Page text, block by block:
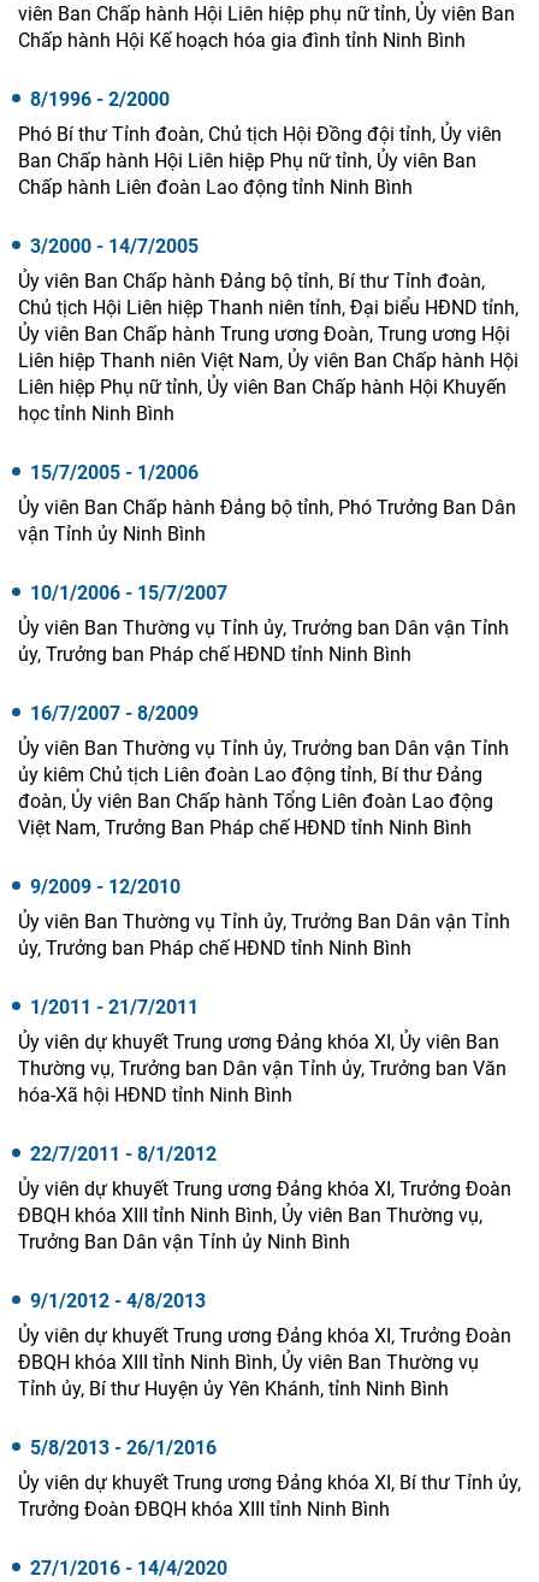
viên Ban Chấp hành Hội Liên hiệp phụ nữ tỉnh, Ủy viên Ban
Chấp hành Hội Kế hoạch hóa gia đình tỉnh Ninh Bình
8/1996 - 2/2000
Phó Bí thư Tỉnh đoàn, Chủ tịch Hội Đồng đội tỉnh, Ủy viên
Ban Chấp hành Hội Liên hiệp Phụ nữ tỉnh, Ủy viên Ban
Chấp hành Liên đoàn Lao động tỉnh Ninh Bình
3/2000 - 14/7/2005
Ủy viên Ban Chấp hành Đảng bộ tỉnh, Bí thư Tỉnh đoàn,
Chủ tịch Hội Liên hiệp Thanh niên tỉnh, Đại biểu HĐND tỉnh,
Ủy viên Ban Chấp hành Trung ương Đoàn, Trung ương Hội
Liên hiệp Thanh niên Việt Nam, Ủy viên Ban Chấp hành Hội
Liên hiệp Phụ nữ tỉnh, Ủy viên Ban Chấp hành Hội Khuyến
học tỉnh Ninh Bình
15/7/2005 - 1/2006
Ủy viên Ban Chấp hành Đảng bộ tỉnh, Phó Trưởng Ban Dân
vận Tỉnh ủy Ninh Bình
10/1/2006 - 15/7/2007
Ủy viên Ban Thường vụ Tỉnh ủy, Trưởng ban Dân vận Tỉnh
ủy, Trưởng ban Pháp chế HĐND tỉnh Ninh Bình
16/7/2007 - 8/2009
Ủy viên Ban Thường vụ Tỉnh ủy, Trưởng ban Dân vận Tỉnh
ủy kiêm Chủ tịch Liên đoàn Lao động tỉnh, Bí thư Đảng
đoàn, Ủy viên Ban Chấp hành Tổng Liên đoàn Lao động
Việt Nam, Trưởng Ban Pháp chế HĐND tỉnh Ninh Bình
9/2009 - 12/2010
Ủy viên Ban Thường vụ Tỉnh ủy, Trưởng Ban Dân vận Tỉnh
ủy, Trưởng ban Pháp chế HĐND tỉnh Ninh Bình
1/2011 - 21/7/2011
Ủy viên dự khuyết Trung ương Đảng khóa XI, Ủy viên Ban
Thường vụ, Trưởng ban Dân vận Tỉnh ủy, Trưởng ban Văn
hóa-Xã hội HĐND tỉnh Ninh Bình
22/7/2011 - 8/1/2012
Ủy viên dự khuyết Trung ương Đảng khóa XI, Trưởng Đoàn
ĐBQH khóa XIII tỉnh Ninh Bình, Ủy viên Ban Thường vụ,
Trưởng Ban Dân vận Tỉnh ủy Ninh Bình
9/1/2012 - 4/8/2013
Ủy viên dự khuyết Trung ương Đảng khóa XI, Trưởng Đoàn
ĐBQH khóa XIII tỉnh Ninh Bình, Ủy viên Ban Thường vụ
Tỉnh ủy, Bí thư Huyện ủy Yên Khánh, tỉnh Ninh Bình
5/8/2013 - 26/1/2016
Ủy viên dự khuyết Trung ương Đảng khóa XI, Bí thư Tỉnh ủy,
Trưởng Đoàn ĐBQH khóa XIII tỉnh Ninh Bình
27/1/2016 - 14/4/2020